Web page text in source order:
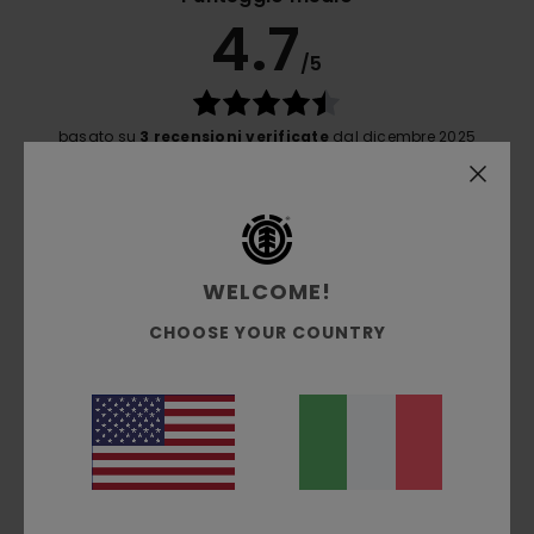
4.7/5
basato su3 recensioni verificatedal dicembre 2025
Comfort
5.0
4.5
Taglia
Troppo piccoloTroppo grande
WELCOME!
CHOOSE YOUR COUNTRY